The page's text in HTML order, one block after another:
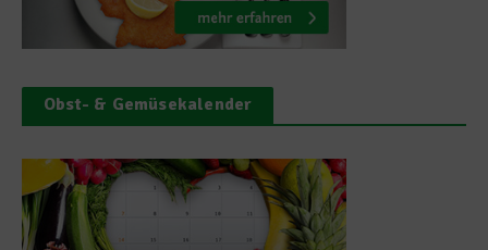
Obst- & Gemüsekalender